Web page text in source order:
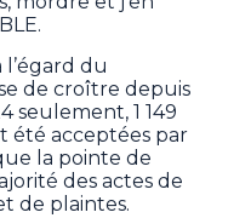
l’égard du
de croître depuis
seulement, 1 149
été acceptées par
la pointe de
des actes de
de plaintes.